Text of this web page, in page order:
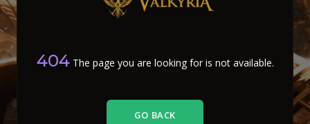
404The page you are looking for is not available.
GO BACK